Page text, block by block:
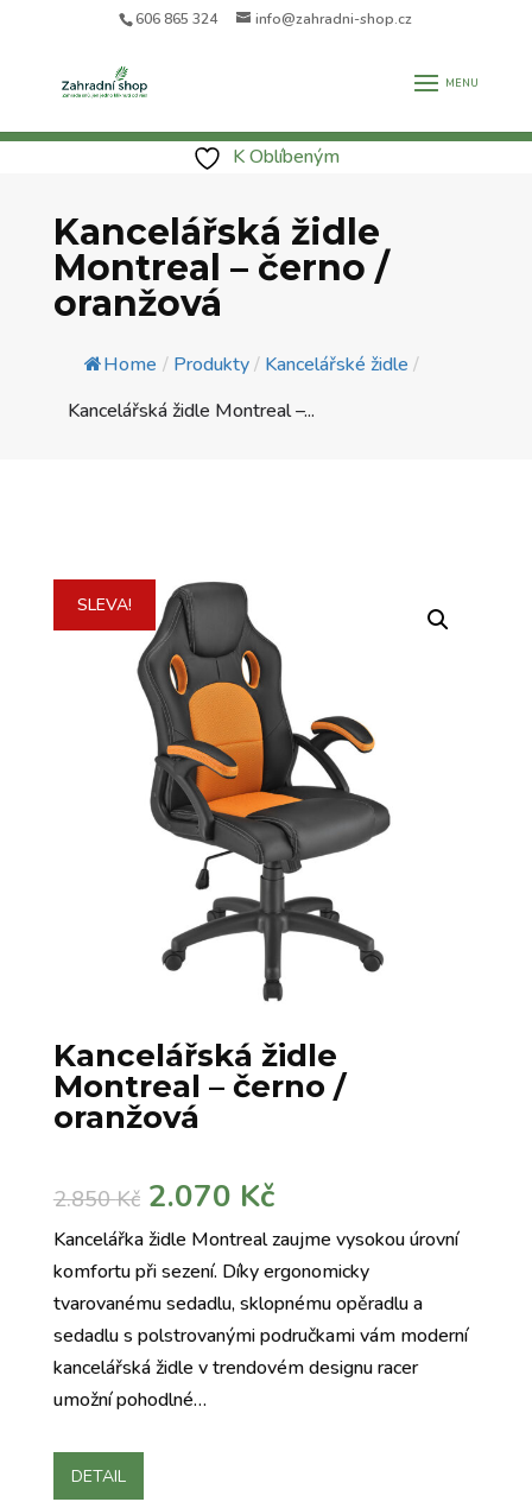
606 865 324 info@zahradni-shop.cz
K Oblíbeným
Kancelářská židle
Montreal – černo /
oranžová
Home / Produkty/ Kancelářské židle /
Kancelářská židle Montreal –...
SLEVA!
Kancelářská židle
Montreal – černo /
oranžová
2.850Kč Původní
cena
byla:
2.850 Kč.
2.070 KčAktuální
cena
je:
2.070 Kč.
Kancelářka židle Montreal zaujme vysokou úrovní
komfortu při sezení. Díky ergonomicky
tvarovanému sedadlu, sklopnému opěradlu a
sedadlu s polstrovanými područkami vám moderní
kancelářská židle v trendovém designu racer
umožní pohodlné…
DETAIL